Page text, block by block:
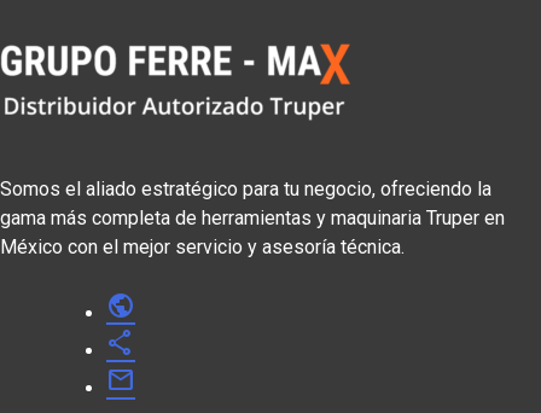
Somos el aliado estratégico para tu negocio, ofreciendo la
gama más completa de herramientas y maquinaria Truper en
México con el mejor servicio y asesoría técnica.
public
share
mail